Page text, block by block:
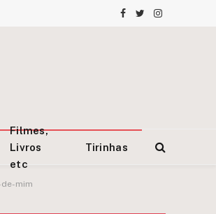
Facebook
TwitterInstagram
Filmes,
Livros
etc
Tirinhas
mim